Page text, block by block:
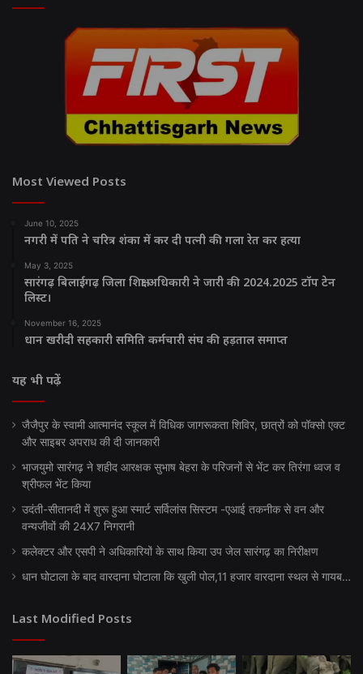
Most Viewed Posts
June 10, 2025
नगरी में पति ने चरित्र शंका में कर दी पत्नी की गला रेत कर हत्या
May 3, 2025
सारंगढ़ बिलाईगढ़ जिला शिक्षा अधिकारी ने जारी की 2024.2025 टॉप टेन
लिस्ट।
November 16, 2025
धान खरीदी सहकारी समिति कर्मचारी संघ की हड़ताल समाप्त
यह भी पढ़ें
जैजैपुर के स्वामी आत्मानंद स्कूल में विधिक जागरूकता शिविर, छात्रों को पॉक्सो एक्ट
और साइबर अपराध की दी जानकारी
भाजयुमो सारंगढ़ ने शहीद आरक्षक सुभाष बेहरा के परिजनों से भेंट कर तिरंगा ध्वज व
श्रीफल भेंट किया
उदंती-सीतानदी में शुरू हुआ स्मार्ट सर्विलांस सिस्टम -एआई तकनीक से वन और
वन्यजीवों की 24X7 निगरानी
कलेक्टर और एसपी ने अधिकारियों के साथ किया उप जेल सारंगढ़ का निरीक्षण
धान घोटाला के बाद वारदाना घोटाला कि खुली पोल,11 हजार वारदाना स्थल से गायब…
Last Modified Posts